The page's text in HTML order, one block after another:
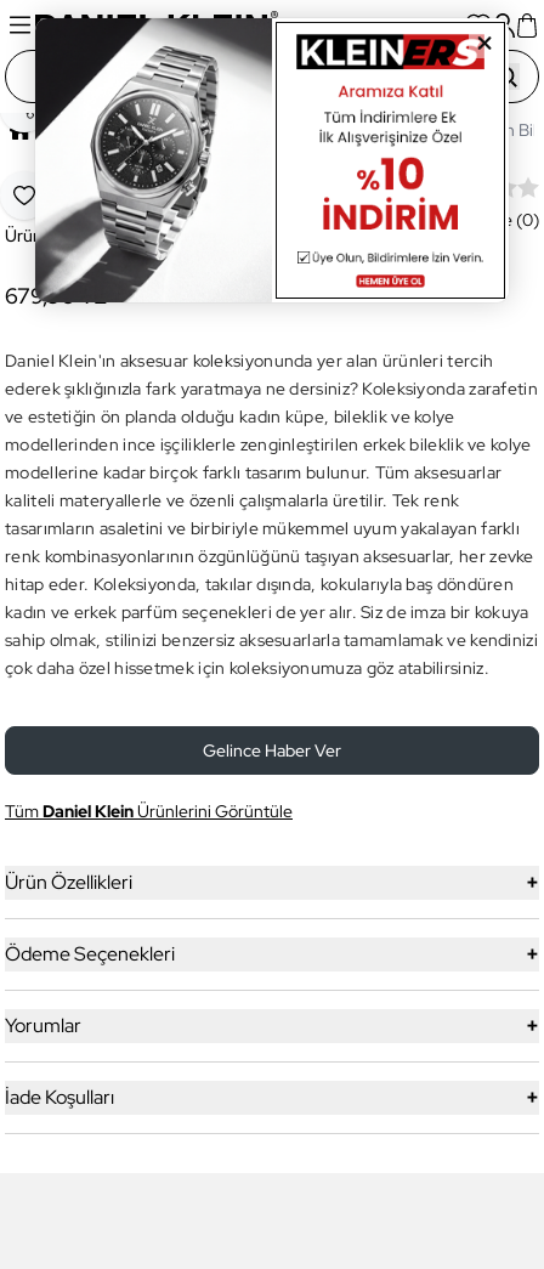
Ana Sayfa Aksesuar Bileklik DKJ.3.1021.3 Kadın
Favoriye Ekle
Paylaş
DKJ.3.1021.3 Kadın Bileklik
Ürün Kodu:DKJ.3.1021.3
Değerlendirme (0)
679,90 TL
Daniel Klein'ın aksesuar koleksiyonunda yer alan ürünleri tercih
ederek şıklığınızla fark yaratmaya ne dersiniz? Koleksiyonda zarafetin
ve estetiğin ön planda olduğu kadın küpe, bileklik ve kolye
modellerinden ince işçiliklerle zenginleştirilen erkek bileklik ve kolye
modellerine kadar birçok farklı tasarım bulunur. Tüm aksesuarlar
kaliteli materyallerle ve özenli çalışmalarla üretilir. Tek renk
tasarımların asaletini ve birbiriyle mükemmel uyum yakalayan farklı
renk kombinasyonlarının özgünlüğünü taşıyan aksesuarlar, her zevke
hitap eder. Koleksiyonda, takılar dışında, kokularıyla baş döndüren
kadın ve erkek parfüm seçenekleri de yer alır. Siz de imza bir kokuya
sahip olmak, stilinizi benzersiz aksesuarlarla tamamlamak ve kendinizi
çok daha özel hissetmek için koleksiyonumuza göz atabilirsiniz.
Gelince Haber Ver
TümDaniel KleinÜrünlerini Görüntüle
Ürün Özellikleri +
Ödeme Seçenekleri +
Yorumlar +
İade Koşulları +